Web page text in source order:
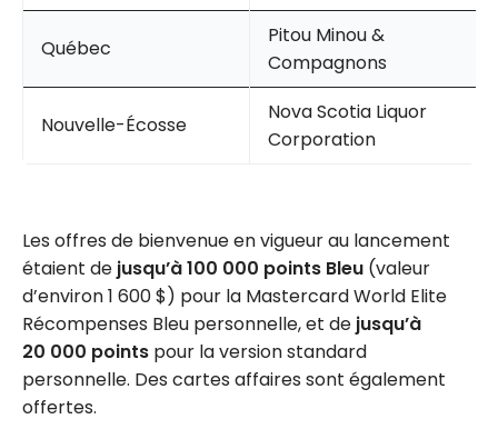
Québec
Pitou Minou &
Compagnons
Nouvelle-Écosse
Nova Scotia Liquor
Corporation
Les offres de bienvenue en vigueur au lancement
étaient de jusqu’à 100 000 points Bleu (valeur
d’environ 1 600 $) pour la Mastercard World Elite
Récompenses Bleu personnelle, et de jusqu’à
20 000 points pour la version standard
personnelle. Des cartes affaires sont également
offertes.